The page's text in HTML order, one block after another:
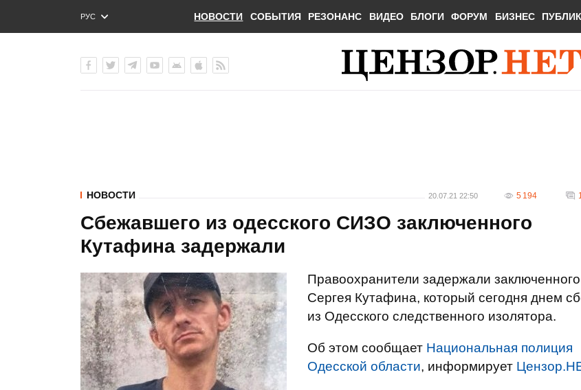
РУС
ENG
НОВОСТИ СОБЫТИЯ РЕЗОНАНС ВИДЕО БЛОГИ ФОРУМ БИЗНЕС
НОВОСТИ 20.07.21 22:50 5 194
Сбежавшего из одесского СИЗО заключенного
Кутафина задержали
Правоохранители задержали заключенного
Сергея Кутафина, который сегодня днем
из Одесского следственного изолятора.
Об этом сообщает Национальная полиция
Одесской области, информирует